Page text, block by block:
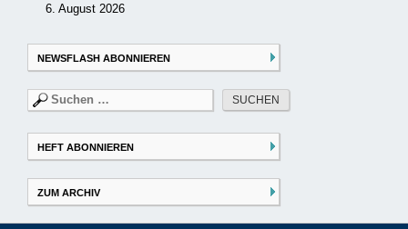
6. August 2026
NEWSFLASH ABONNIEREN
Suchen
nach:
HEFT ABONNIEREN
ZUM ARCHIV